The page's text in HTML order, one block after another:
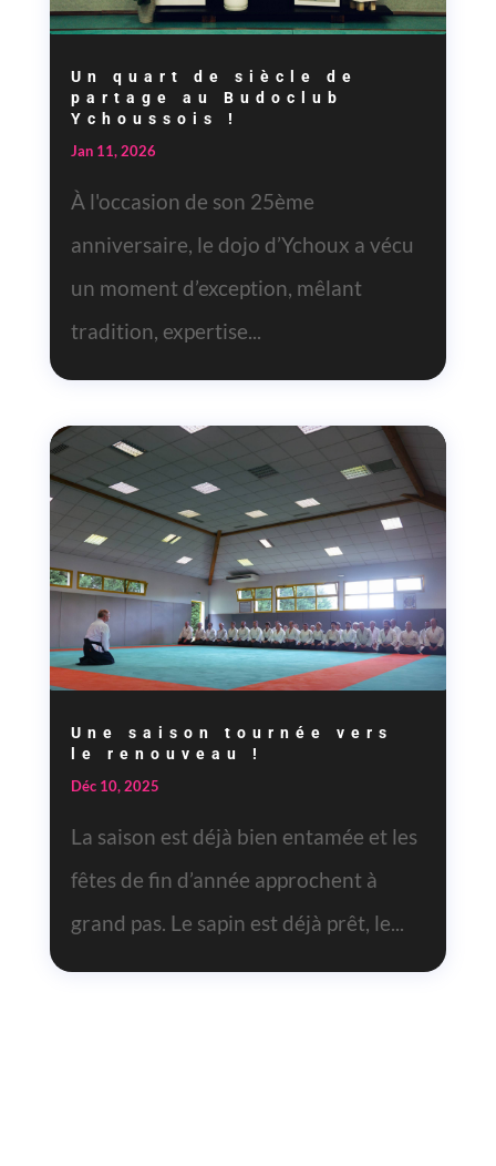
Un quart de siècle de
partage au Budoclub
Ychoussois !
Jan 11, 2026
À l'occasion de son 25ème
anniversaire, le dojo d’Ychoux a vécu
un moment d’exception, mêlant
tradition, expertise...
Une saison tournée vers
le renouveau !
Déc 10, 2025
La saison est déjà bien entamée et les
fêtes de fin d’année approchent à
grand pas. Le sapin est déjà prêt, le...